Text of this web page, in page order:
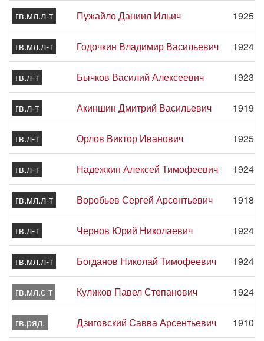
гв.мл.л-т Пужайло Даниил Ильич 1925 -
гв.мл.л-т Годочкин Владимир Васильевич 1924 -
гв.л-т Бычков Василий Алексеевич 1923 -
гв.л-т Акиншин Дмитрий Васильевич 1919 -
гв.л-т Орлов Виктор Иванович 1925 -
гв.л-т Надежкин Алексей Тимофеевич 1924 -
гв.мл.л-т Воробьев Сергей Арсентьевич 1918 -
гв.л-т Чернов Юрий Николаевич 1924 -
гв.мл.л-т Богданов Николай Тимофеевич 1924 -
гв.мл.с-т Куликов Павел Степанович 1924 -
гв.ряд. Дзиговский Савва Арсентьевич 1910 -